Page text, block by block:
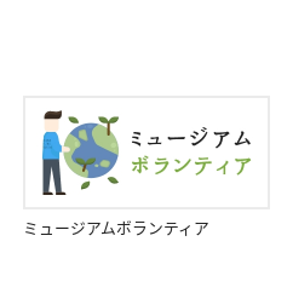
ミュージアムボランティア